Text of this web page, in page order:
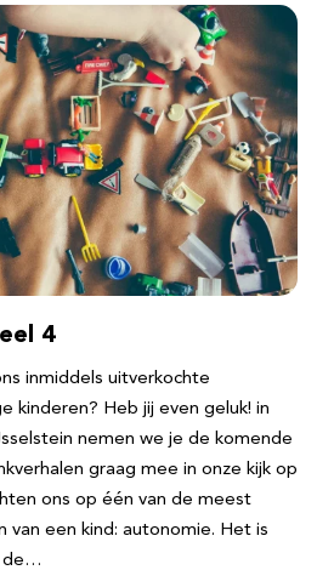
4
inmiddels uitverkochte
kinderen? Heb jij even geluk! in
nemen we je de komende
graag mee in onze kijk op
ons op één van de meest
van een kind: autonomie. Het is
de…